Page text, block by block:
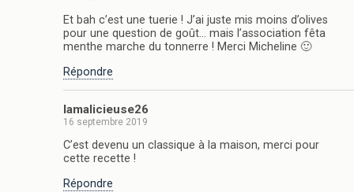
Et bah c’est une tuerie ! J’ai juste mis moins d’olives
pour une question de goût… mais l’association fêta
menthe marche du tonnerre ! Merci Micheline 🙂
Répondre
lamalicieuse26
16 septembre 2019
C’est devenu un classique à la maison, merci pour
cette recette !
Répondre